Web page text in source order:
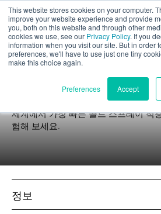
This website stores cookies on your computer.
improve your website experience and provide
you, both on this website and through other
cookies we use, see our Privacy Policy. If you
information when you visit our site. But in order
preferences, we'll have to use just one tiny
make this choice again.
Preferences Accept
제품
애플리케이션
산업 분야
이벤트
세계에서 가장 빠른 콜드 스프레이 적
험해 보세요.
정보